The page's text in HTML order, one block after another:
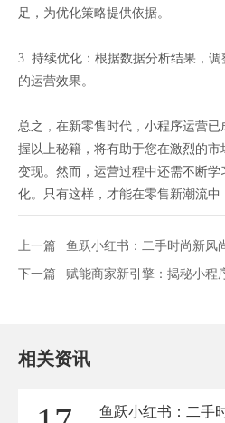
足，为优化策略提供依据。
3. 持续优化：根据数据分析结果，
的运营效果。
总之，在新零售时代，小程序运营
握以上秘籍，将有助于您在激烈的
变现。然而，运营过程中还需不断
化。只有这样，才能在零售新潮流中
上一篇 | 鱼跃小红书：二手时尚新风
下一篇 | 赋能商家新引擎：揭秘小程
相关资讯